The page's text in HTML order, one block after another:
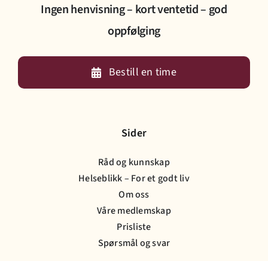
Ingen henvisning – kort ventetid – god
oppfølging
Bestill en time
Sider
Råd og kunnskap
Helseblikk – For et godt liv
Om oss
Våre medlemskap
Prisliste
Spørsmål og svar